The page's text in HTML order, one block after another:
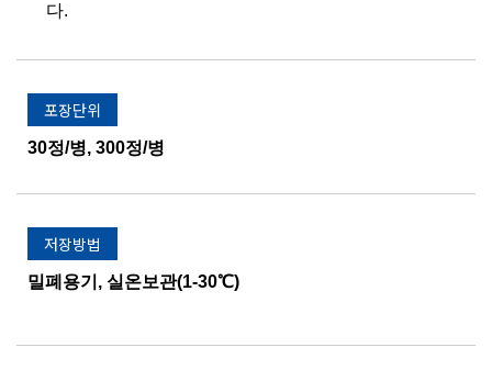
다.
포장단위
30정/병, 300정/병
저장방법
밀폐용기, 실온보관(1-30℃)